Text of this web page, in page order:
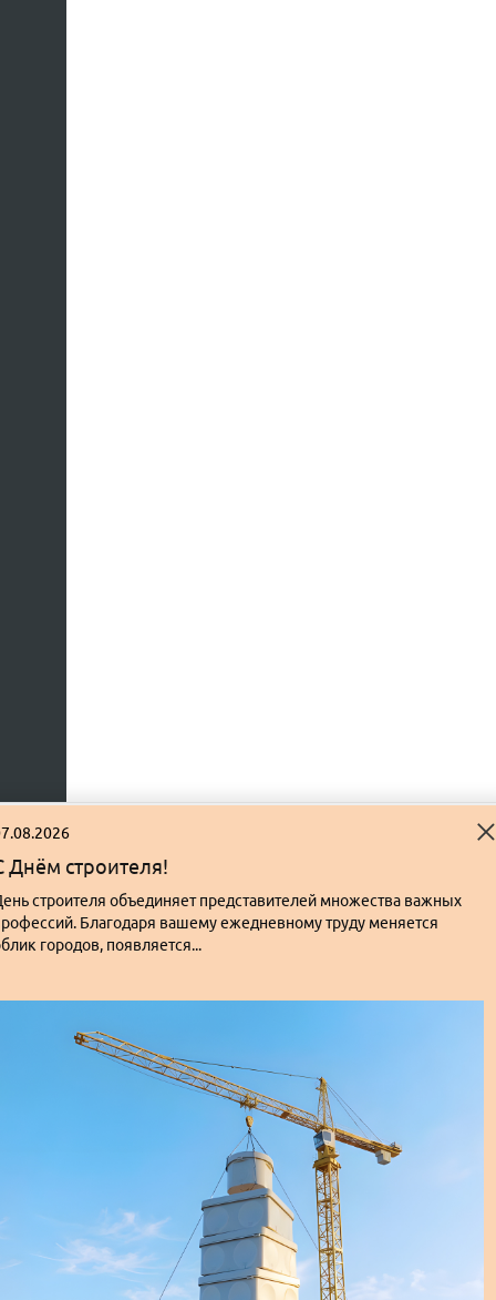
Днём строителя!
строителя объединяет представителей множества важных
Благодаря вашему ежедневному труду меняется
городов, появляется...